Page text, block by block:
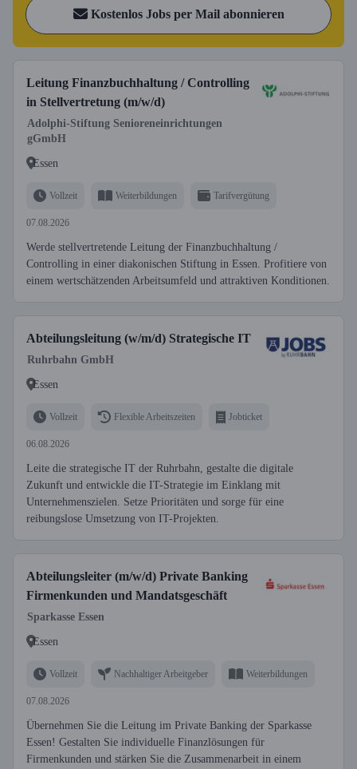
Kostenlos Jobs per Mail abonnieren
Leitung Finanzbuchhaltung / Controlling
in Stellvertretung (m/w/d)
Adolphi-Stiftung Senioreneinrichtungen
gGmbH
Essen
Vollzeit Weiterbildungen Tarifvergütung
07.08.2026
Werde stellvertretende Leitung der Finanzbuchhaltung /
Controlling in einer diakonischen Stiftung in Essen. Profitiere von
einem wertschätzenden Arbeitsumfeld und attraktiven Konditionen.
Abteilungsleitung (w/m/d) Strategische IT
Ruhrbahn GmbH
Essen
Vollzeit Flexible Arbeitszeiten Jobticket
06.08.2026
Leite die strategische IT der Ruhrbahn, gestalte die digitale
Zukunft und entwickle die IT-Strategie im Einklang mit
Unternehmenszielen. Setze Prioritäten und sorge für eine
reibungslose Umsetzung von IT-Projekten.
Abteilungsleiter (m/w/d) Private Banking
Firmenkunden und Mandatsgeschäft
Sparkasse Essen
Essen
Vollzeit Nachhaltiger Arbeitgeber Weiterbildungen
07.08.2026
Übernehmen Sie die Leitung im Private Banking der Sparkasse
Essen! Gestalten Sie individuelle Finanzlösungen für
Firmenkunden und stärken Sie die Zusammen­arbeit in einem